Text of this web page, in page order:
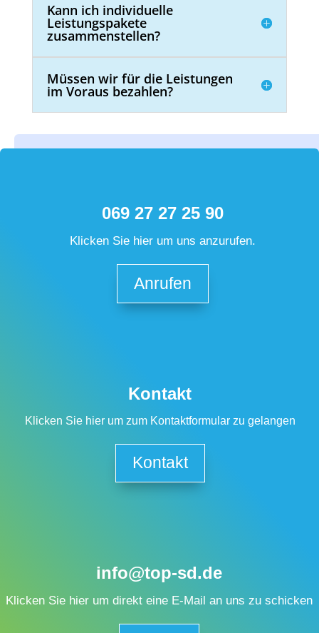
Kann ich individuelle
Leistungspakete
zusammenstellen?
Müssen wir für die Leistungen
im Voraus bezahlen?
069 27 27 25 90
Klicken Sie hier um uns anzurufen.
Anrufen
Kontakt
Klicken Sie hier um zum Kontaktformular zu gelangen
Kontakt
info@top-sd.de
Klicken Sie hier um direkt eine E-Mail an uns zu schicken